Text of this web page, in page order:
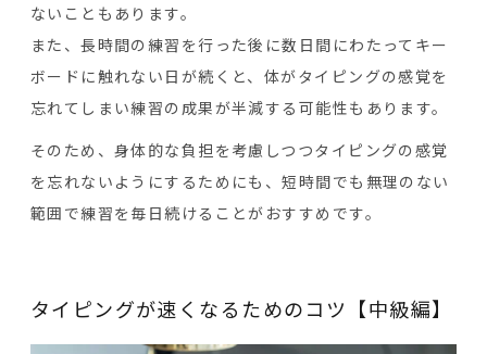
ないこともあります。
また、長時間の練習を行った後に数日間にわたってキー
ボードに触れない日が続くと、体がタイピングの感覚を
忘れてしまい練習の成果が半減する可能性もあります。
そのため、身体的な負担を考慮しつつタイピングの感覚
を忘れないようにするためにも、短時間でも無理のない
範囲で練習を毎日続けることがおすすめです。
タイピングが速くなるためのコツ【中級編】